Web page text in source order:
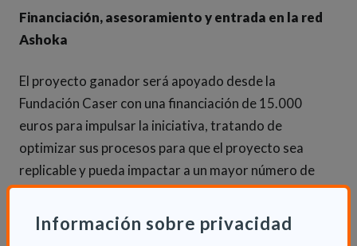
Información sobre privacidad
Financiación, asesoramiento y entrada en la red
Ashoka
El proyecto ganador será apoyado desde la
Fundación Caser con una financiación de 15.000
euros para impulsar la iniciativa, tratando de
optimizar sus procesos para que el proyecto sea
replicable y pueda impactar a un mayor número de
beneficiarios. Un comité de asesoramiento
estratégico a dos años servirá de apoyo y mentoría al
proyecto ganador para sacar su máximo potencial.